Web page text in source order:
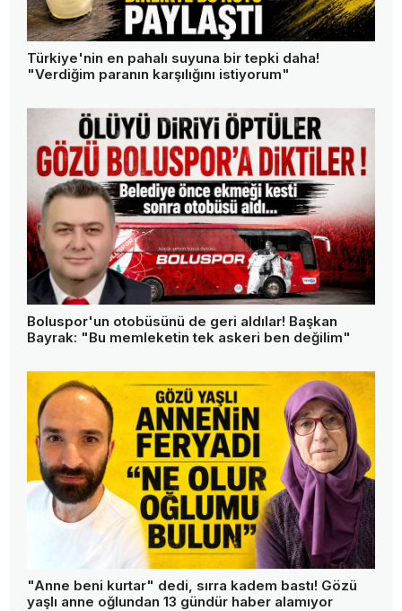
Türkiye'nin en pahalı suyuna bir tepki daha!
"Verdiğim paranın karşılığını istiyorum"
Boluspor'un otobüsünü de geri aldılar! Başkan
Bayrak: "Bu memleketin tek askeri ben değilim"
"Anne beni kurtar" dedi, sırra kadem bastı! Gözü
yaşlı anne oğlundan 13 gündür haber alamıyor